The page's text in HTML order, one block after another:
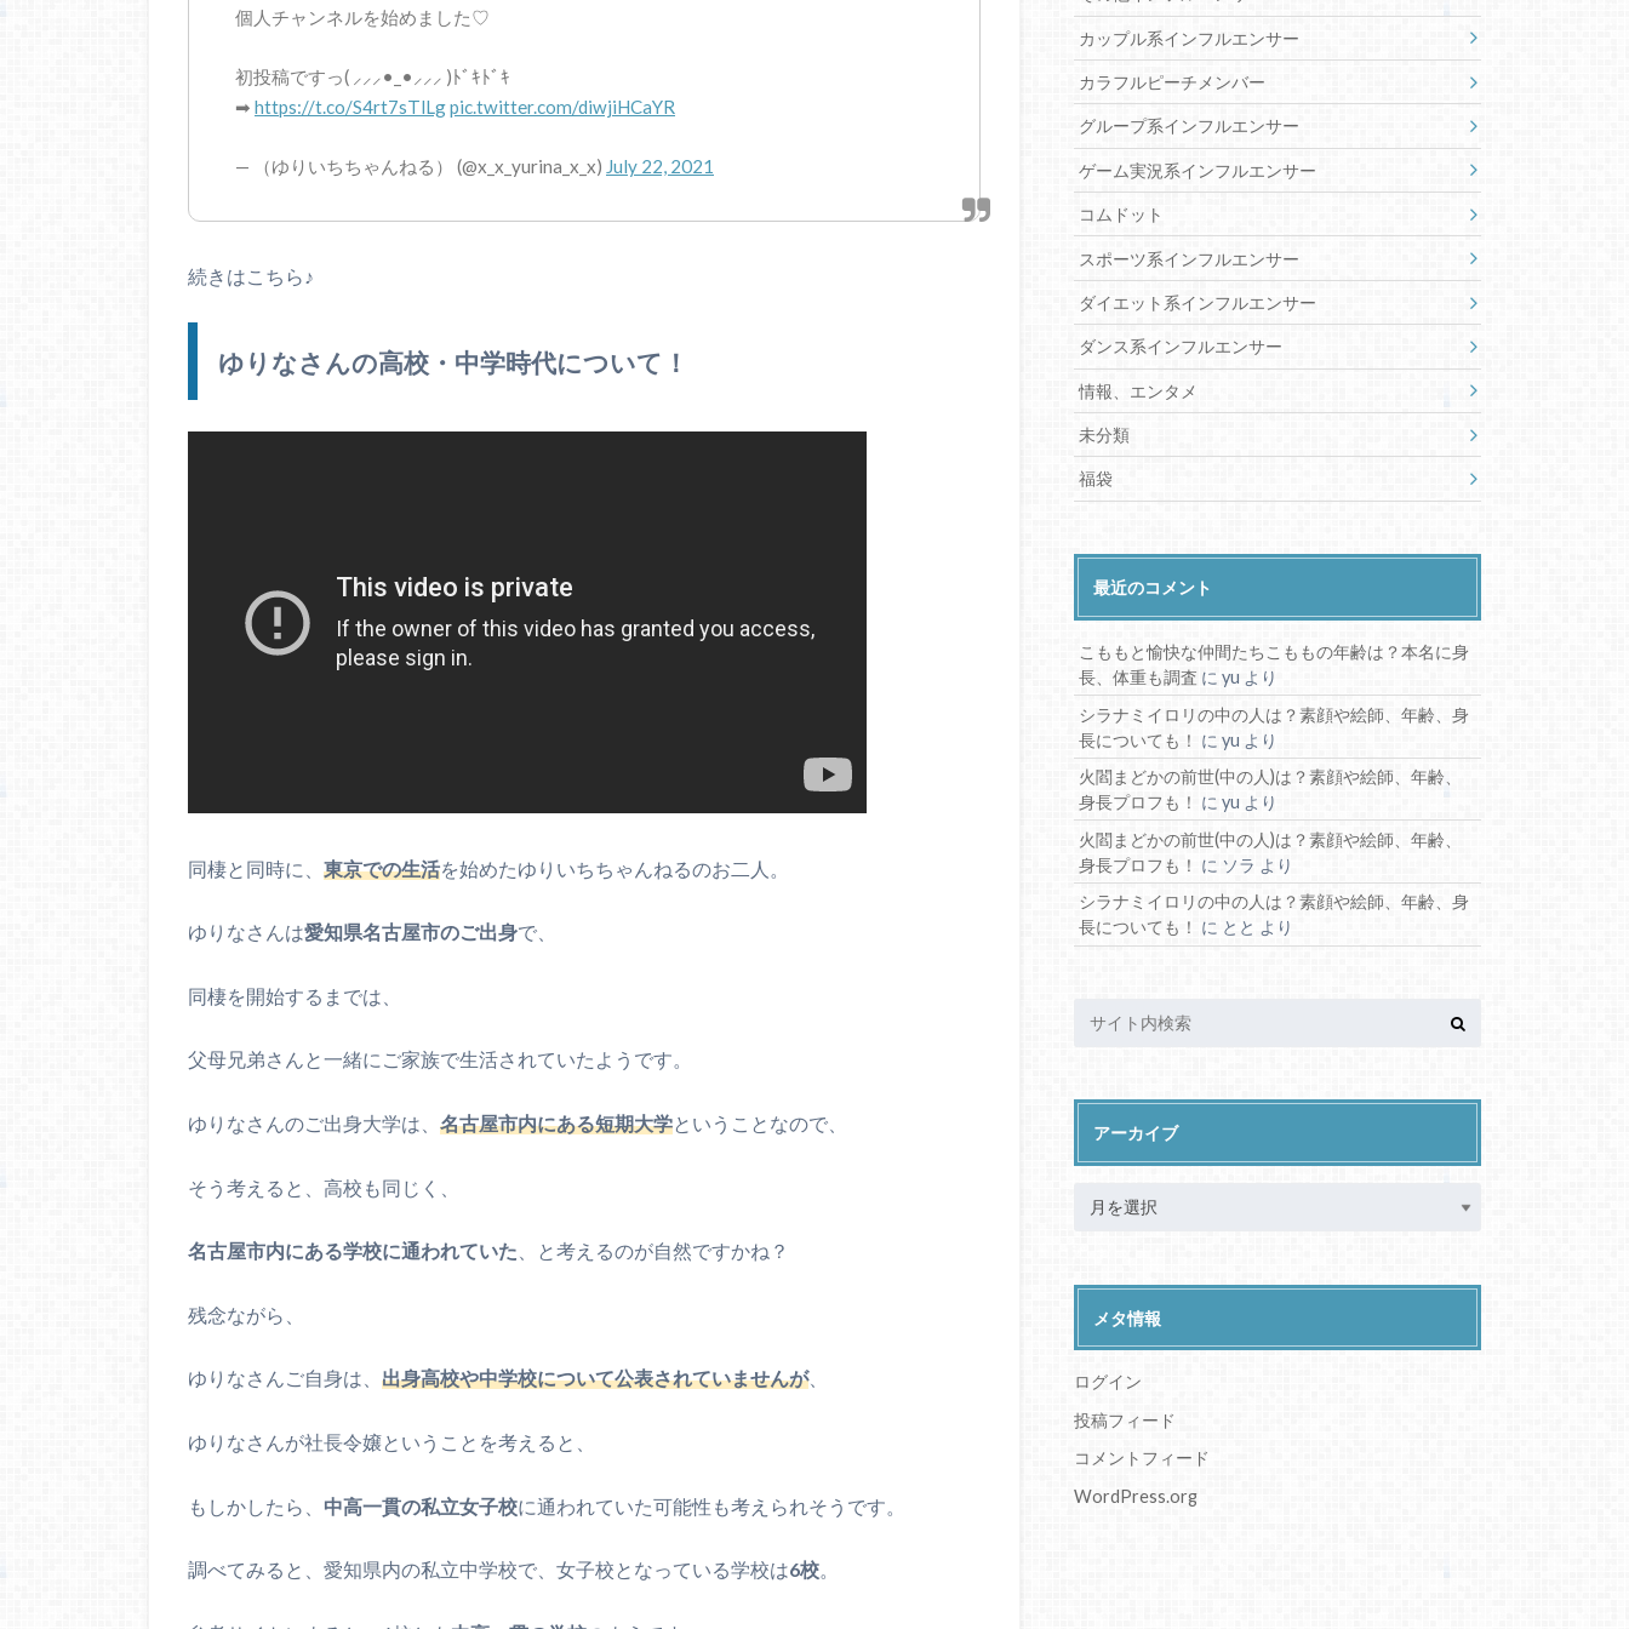
個人チャンネルを始めました♡
初投稿ですっ( ⸝⸝⸝•_•⸝⸝⸝ )ﾄﾞｷﾄﾞｷ
➡︎ https://t.co/S4rt7sTlLgpic.twitter.com/diwjiHCaYR
— （ゆりいちちゃんねる） (@x_x_yurina_x_x) July 22, 2021
続きはこちら♪
ゆりなさんの高校・中学時代について！
同棲と同時に、 東京での生活を始めたゆりいちちゃんねるのお二人。
ゆりなさんは愛知県名古屋市のご出身で、
同棲を開始するまでは、
父母兄弟さんと一緒にご家族で生活されていたようです。
ゆりなさんのご出身大学は、 名古屋市内にある短期大学ということなので、
そう考えると、高校も同じく、
名古屋市内にある学校に通われていた 、と考えるのが自然ですかね？
残念ながら、
ゆりなさんご自身は、 出身高校や中学校について公表されていませんが、
ゆりなさんが社長令嬢ということを考えると、
もしかしたら、 中高一貫の私立女子校に通われていた可能性も考えられそうです。
調べてみると、愛知県内の私立中学校で、女子校となっている学校は6校。
カップル系インフルエンサー
カラフルピーチメンバー
グループ系インフルエンサー
ゲーム実況系インフルエンサー
コムドット
スポーツ系インフルエンサー
ダイエット系インフルエンサー
ダンス系インフルエンサー
情報、エンタメ
未分類
福袋
最近のコメント
こももと愉快な仲間たちこももの年齢は？本名に身
長、体重も調査 にyu より
シラナミイロリの中の人は？素顔や絵師、年齢、身
長についても！ にyu より
火閻まどかの前世(中の人)は？素顔や絵師、年齢、
身長プロフも！ にyu より
火閻まどかの前世(中の人)は？素顔や絵師、年齢、
身長プロフも！ に ソラ より
シラナミイロリの中の人は？素顔や絵師、年齢、身
長についても！ に とと より
アーカイブ
メタ情報
ログイン
投稿フィード
コメントフィード
WordPress.org